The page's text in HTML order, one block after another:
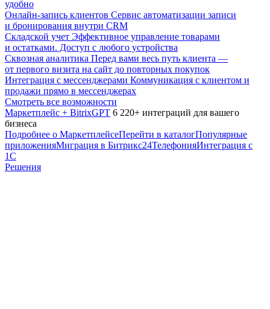
удобно
Онлайн-запись клиентов Сервис автоматизации записи
и бронирования внутри CRM
Складской учет Эффективное управление товарами
и остатками. Доступ с любого устройства
Сквозная аналитика Перед вами весь путь клиента —
от первого визита на сайт до повторных покупок
Интеграция с мессенджерами Коммуникация с клиентом и
продажи прямо в мессенджерах
Смотреть все возможности
Маркетплейс + BitrixGPT 6 220+ интеграций для вашего
бизнеса
Подробнее о МаркетплейсеПерейти в каталогПопулярные
приложенияМиграция в Битрикс24ТелефонияИнтеграция с
1С
Решения